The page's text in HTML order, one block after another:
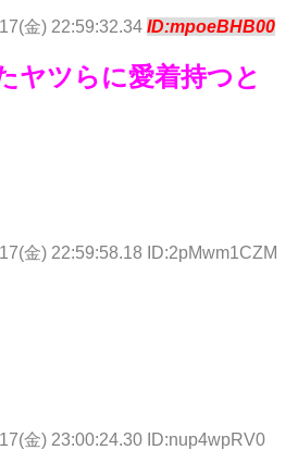
金) 22:59:32.34 ID:mpoeBHB00
ヤツらに愛着持つと
金) 22:59:58.18 ID:2pMwm1CZM
金) 23:00:24.30 ID:nup4wpRV0